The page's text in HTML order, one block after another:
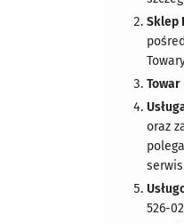
Sklep
Towar
oraz
526-